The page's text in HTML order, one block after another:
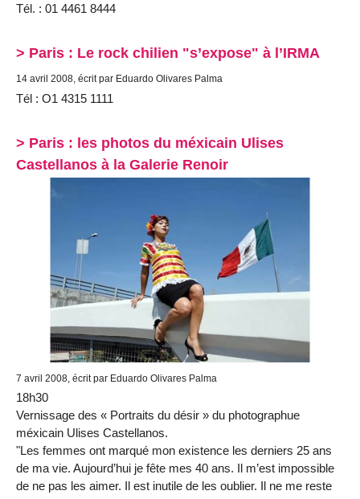
Tél. : 01 4461 8444
> Paris : Le rock chilien "s’expose" à l’IRMA
14 avril 2008, écrit par Eduardo Olivares Palma
Tél : O1 4315 1111
> Paris : les photos du méxicain Ulises
Castellanos à la Galerie Renoir
7 avril 2008, écrit par Eduardo Olivares Palma
18h30
Vernissage des « Portraits du désir » du photographue
méxicain Ulises Castellanos.
"Les femmes ont marqué mon existence les derniers 25 ans
de ma vie. Aujourd’hui je fête mes 40 ans. Il m’est impossible
de ne pas les aimer. Il est inutile de les oublier. Il ne me reste